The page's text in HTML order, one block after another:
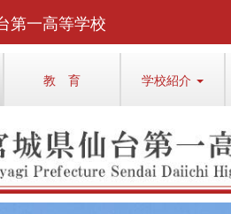
第一高等学校
教 育 学校紹介